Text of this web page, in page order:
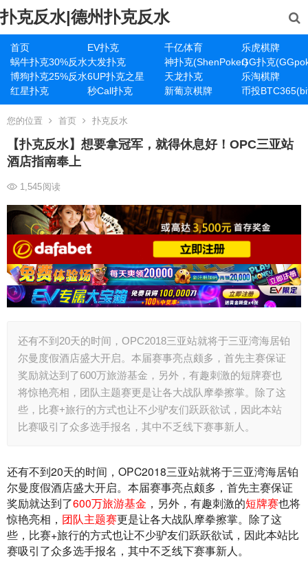
扑克反水|德州扑克反水
首页 EV扑克 千亿体育
乐虎棋牌
蜗牛扑克30%反水大发扑克 神扑克(ShenPoker)GG扑克
博狗扑克25%反水6UP扑克之星 天龙扑克
乐淘棋牌
红星扑克
秒Call扑克 新葡京棋牌 币投
您的位置 首页 扑克反水
【扑克反水】想要拿冠军，就得休息好！OPC三亚站
酒店指南奉上
1,545阅读
还有不到20天的时间，OPC2018三亚站就将于三亚湾海居铂
尔曼度假酒店盛大开启。本届赛事亮点颇多，首先主赛保证
奖励就达到了600万旅游基金，另外，有趣刺激的短牌赛也
将惊艳亮相，团队主题赛更是让各大战队摩拳擦掌。除了这
些，比赛+旅行的方式也让不少驴友们跃跃欲试，因此本站
比赛吸引了众多选手报名，其中不乏线下赛事新人。
还有不到20天的时间，OPC2018三亚站就将于三亚湾海居铂
尔曼度假酒店盛大开启。本届赛事亮点颇多，首先主赛保证
奖励就达到了600万旅游基金 ，另外，有趣刺激的短牌赛也将
惊艳亮相， 团队主题赛更是让各大战队摩拳擦掌。除了这
些，比赛+旅行的方式也让不少驴友们跃跃欲试，因此本站比
赛吸引了众多选手报名，其中不乏线下赛事新人。